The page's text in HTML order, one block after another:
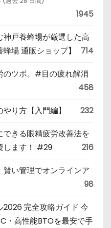
1945
戸養蜂場が厳選した高
場 通販ショップ】
714
のツボ。#目の疲れ解消
458
り方【入門編】 232
きる眼精疲労改善法を
します！ #29
216
い管理でオンラインア
98
2026 完全攻略ガイド 今
・高性能BTOを最安で手